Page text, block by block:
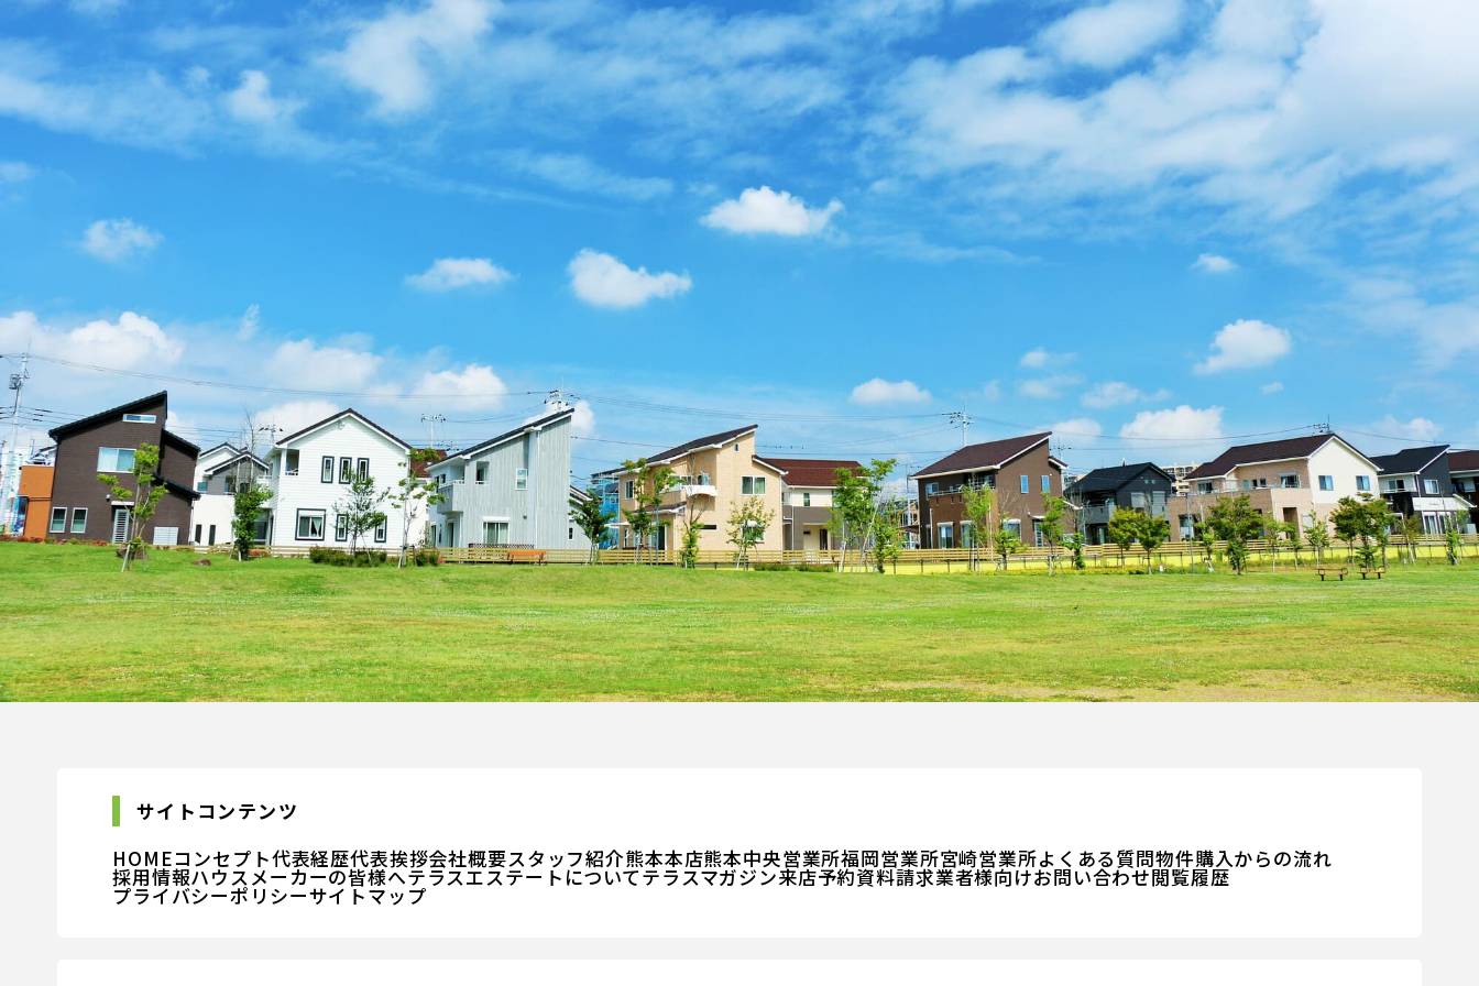
サイトコンテンツ
HOMEコンセプト代表経歴代表挨拶会社概要スタッフ紹介熊本本店熊本中央営業所福岡営業所宮崎営業所よくある質問物件購入からの流れ
採用情報ハウスメーカーの皆様へテラスエステートについてテラスマガジン来店予約資料請求業者様向けお問い合わせ閲覧履歴
プライバシーポリシーサイトマップ